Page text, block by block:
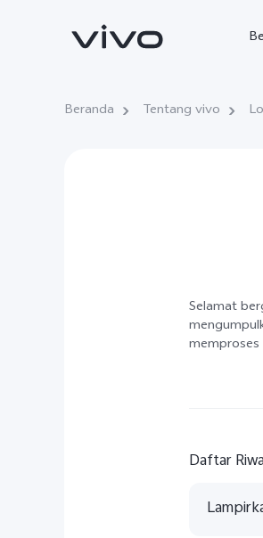
Beranda Tentang vivo
Selamat
Daftar